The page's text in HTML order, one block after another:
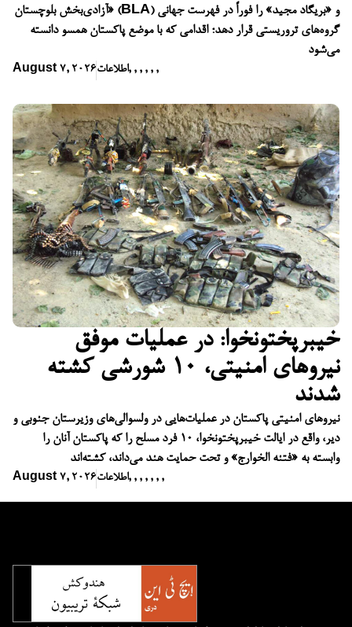
آزادی‌بخش بلوچستان» (BLA) و «بریگاد مجید» را فوراً در فهرست جهانی
گروه‌های تروریستی قرار دهد؛ اقدامی که با موضع پاکستان همسو دانسته
می‌شود
August 7, 2026اطلاعات, , , , , ,
خیبرپختونخوا: در عملیات موفق
نیروهای امنیتی، ۱۰ شورشی کشته
شدند
نیروهای امنیتی پاکستان در عملیات‌هایی در ولسوالی‌های وزیرستان جنوبی و
دیر، واقع در ایالت خیبرپختونخوا، ۱۰ فرد مسلح را که پاکستان آنان را
وابسته به «فتنه الخوارج» و تحت حمایت هند می‌داند، کشته‌اند
August 7, 2026اطلاعات, , , , , , ,